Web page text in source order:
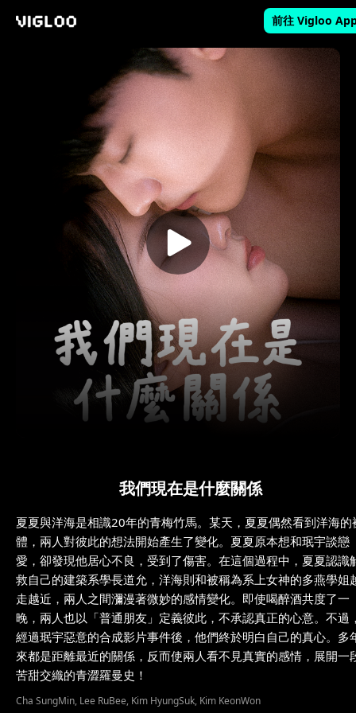
前往 Vigloo
我們現在是什麼關係
夏夏與洋海是相識20年的青梅竹馬。某天，夏夏偶然看到洋海的
體，兩人對彼此的想法開始產生了變化。夏夏原本想和珉宇談戀
愛，卻發現他居心不良，受到了傷害。在這個過程中，夏夏認識
救自己的建築系學長道允，洋海則和被稱為系上女神的多燕學姐
走越近，兩人之間瀰漫著微妙的感情變化。即使喝醉酒共度了一
晚，兩人也以「普通朋友」定義彼此，不承認真正的心意。不過
經過珉宇惡意的合成影片事件後，他們終於明白自己的真心。多
來都是距離最近的關係，反而使兩人看不見真實的感情，展開一
苦甜交織的青澀羅曼史！
Cha SungMin, Lee RuBee, Kim HyungSuk, Kim KeonWon